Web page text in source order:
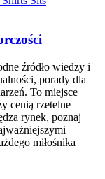
źródło wiedzy i
porady dla
To miejsce
cenią rzetelne
rynek, poznaj
miłośnika